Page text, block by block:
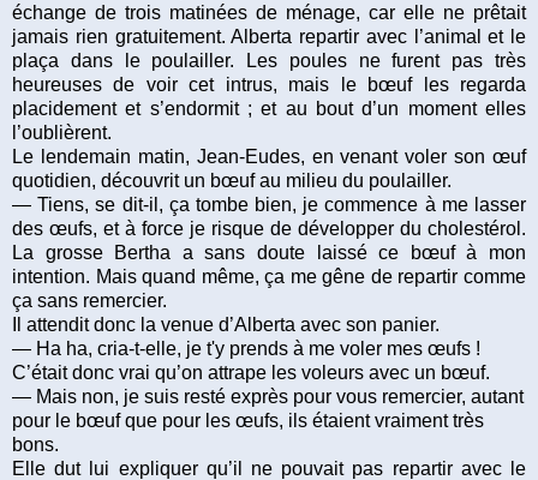
échange de trois matinées de ménage, car elle ne prêtait
jamais rien gratuitement. Alberta repartir avec l’animal et le
plaça dans le poulailler. Les poules ne furent pas très
heureuses de voir cet intrus, mais le bœuf les regarda
placidement et s’endormit ; et au bout d’un moment elles
l’oublièrent.
Le lendemain matin, Jean-Eudes, en venant voler son œuf
quotidien, découvrit un bœuf au milieu du poulailler.
— Tiens, se dit-il, ça tombe bien, je commence à me lasser
des œufs, et à force je risque de développer du cholestérol.
La grosse Bertha a sans doute laissé ce bœuf à mon
intention. Mais quand même, ça me gêne de repartir comme
ça sans remercier.
Il attendit donc la venue d’Alberta avec son panier.
— Ha ha, cria-t-elle, je t'y prends à me voler mes œufs !
C’était donc vrai qu’on attrape les voleurs avec un bœuf.
— Mais non, je suis resté exprès pour vous remercier, autant
pour le bœuf que pour les œufs, ils étaient vraiment très
bons.
Elle dut lui expliquer qu’il ne pouvait pas repartir avec le